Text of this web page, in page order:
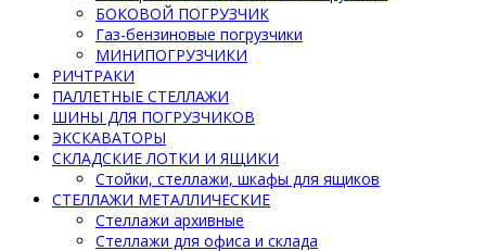
БОКОВОЙ ПОГРУЗЧИК
Газ-бензиновые погрузчики
МИНИПОГРУЗЧИКИ
РИЧТРАКИ
ПАЛЛЕТНЫЕ СТЕЛЛАЖИ
ШИНЫ ДЛЯ ПОГРУЗЧИКОВ
ЭКСКАВАТОРЫ
СКЛАДСКИЕ ЛОТКИ И ЯЩИКИ
Стойки, стеллажи, шкафы для ящиков
СТЕЛЛАЖИ МЕТАЛЛИЧЕСКИЕ
Стеллажи архивные
Стеллажи для офиса и склада